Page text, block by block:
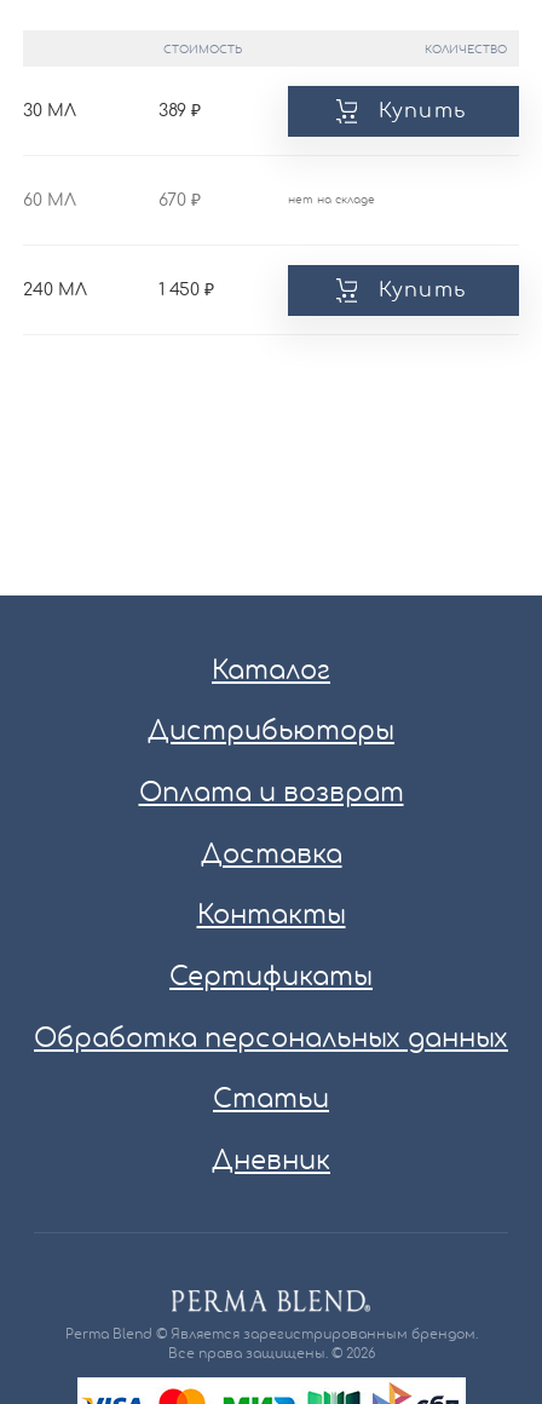
СТОИМОСТЬ КОЛИЧЕСТВО
30 МЛ 389 Купить
60 МЛ 670 нет на складе
240 МЛ 1 450 Купить
Каталог
Дистрибьюторы
Оплата и возврат
Доставка
Контакты
Сертификаты
Обработка персональных данных
Статьи
Дневник
Perma Blend © Является зарегистрированным брендом.
Все права защищены. © 2026